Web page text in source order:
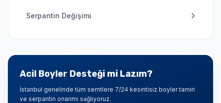
Serpantin Değişimi
Acil Boyler Desteği mi Lazım?
İstanbul genelinde tüm semtlere 7/24 kesintisiz boyler tamiri
ve serpantin onarımı sağlıyoruz.